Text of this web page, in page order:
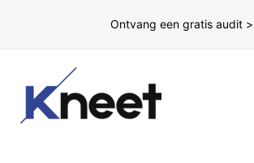
Ontvang een gratis audit >